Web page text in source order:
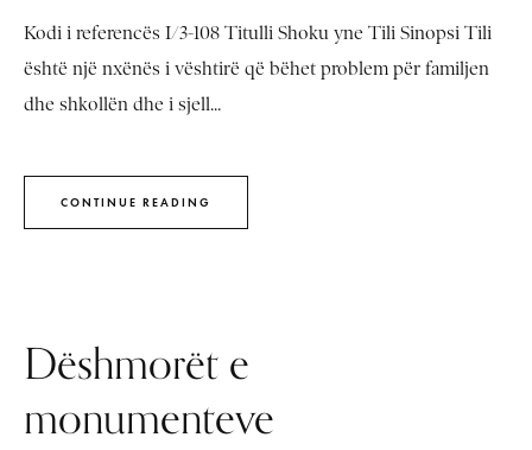
Kodi i referencës I/3-108 Titulli Shoku yne Tili Sinopsi Tili
është një nxënës i vështirë që bëhet problem për familjen
dhe shkollën dhe i sjell...
CONTINUE READING
Dëshmorët e
monumenteve